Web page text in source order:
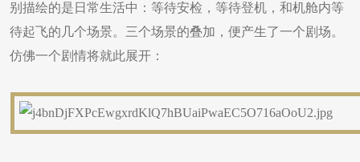
别描绘的是日常生活中：等待安检，等待登机，和机舱内等
待起飞的几个场景。三个场景的叠加，便产生了一个剧场。
仿佛一个剧情将就此展开：